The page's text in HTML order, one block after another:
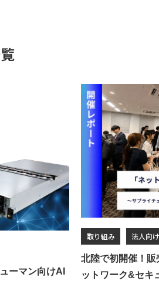
ーマン向けAI
取り組み 法人向
北陸で初開催！
ットワーク&セキ